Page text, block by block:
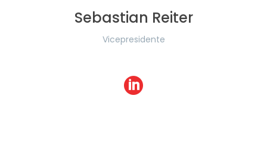
Sebastian Reiter
Vicepresidente